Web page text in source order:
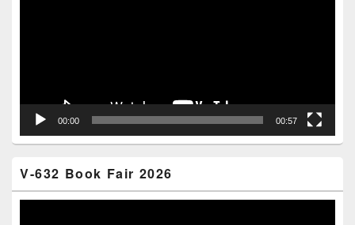
00:00 00:57
V-632 Book Fair 2026